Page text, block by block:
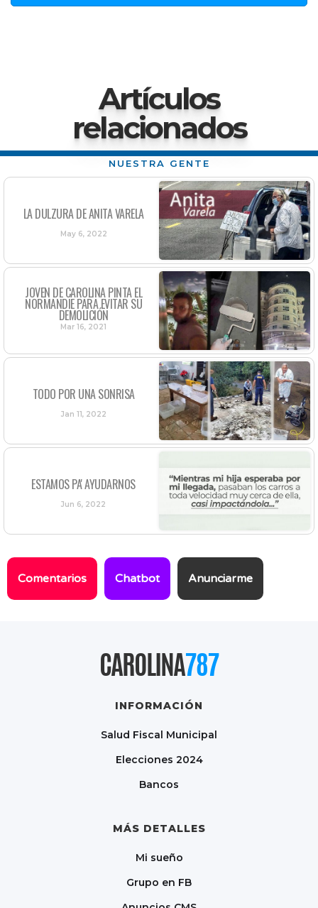
Artículos
relacionados
NUESTRA GENTE
LA DULZURA DE ANITA VARELA
May 6, 2022
JOVEN DE CAROLINA PINTA EL
NORMANDIE PARA EVITAR SU
DEMOLICIÓN
Mar 16, 2021
TODO POR UNA SONRISA
Jan 11, 2022
ESTAMOS PA' AYUDARNOS
Jun 6, 2022
Comentarios Chatbot Anunciarme
CAROLINA787
INFORMACIÓN
Salud Fiscal Municipal
Elecciones 2024
Bancos
MÁS DETALLES
Mi sueño
Grupo en FB